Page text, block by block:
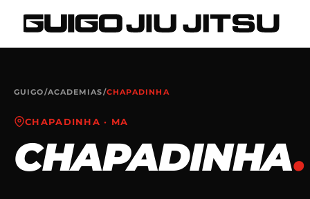
GUIGO/ACADEMIAS/CHAPADINHA
CHAPADINHA · MA
CHAPADINHA.